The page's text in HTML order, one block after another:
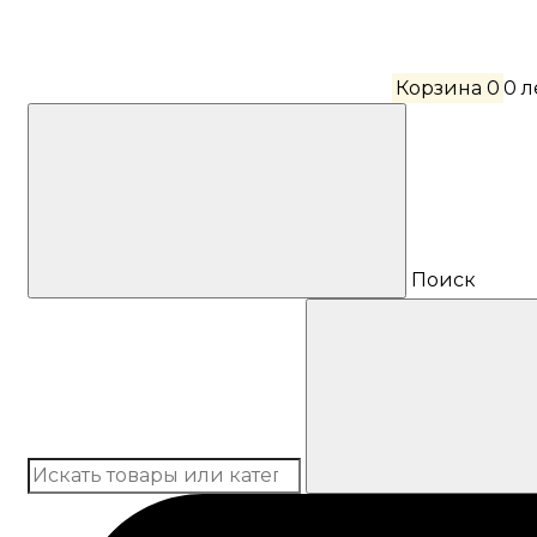
Корзина 0 0
Поиск